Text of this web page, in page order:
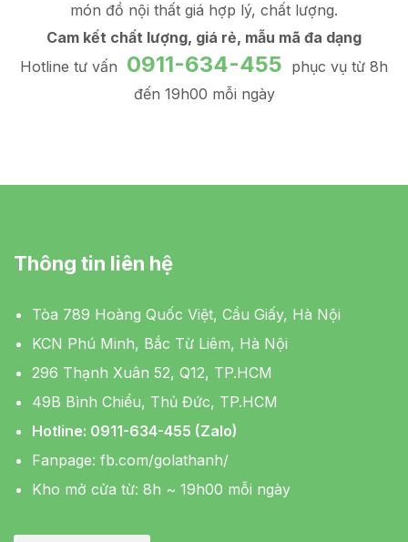
món đồ nội thất giá hợp lý, chất lượng.
Cam kết chất lượng, giá rẻ, mẫu mã đa dạng
Hotline tư vấn 0911-634-455 phục vụ từ 8h
đến 19h00 mỗi ngày
Thông tin liên hệ
Tòa 789 Hoàng Quốc Việt, Cầu Giấy, Hà Nội
KCN Phú Minh, Bắc Từ Liêm, Hà Nội
296 Thạnh Xuân 52, Q12, TP.HCM
49B Bình Chiểu, Thủ Đức, TP.HCM
Hotline: 0911-634-455 (Zalo)
Fanpage: fb.com/golathanh/
Kho mở cửa từ: 8h ~ 19h00 mỗi ngày